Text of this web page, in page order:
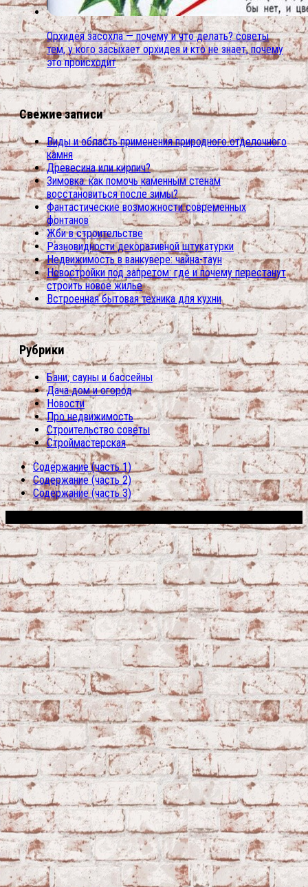
Орхидея засохла — почему и что делать? советы
тем, у кого засыхает орхидея и кто не знает, почему
это происходит
Свежие записи
Виды и область применения природного отделочного
камня
Древесина или кирпич?
Зимовка: как помочь каменным стенам
восстановиться после зимы?
Фантастические возможности современных
фонтанов
Жби в строительстве
Разновидности декоративной штукатурки
Недвижимость в ванкувере: чайна-таун
Новостройки под запретом: где и почему перестанут
строить новое жилье
Встроенная бытовая техника для кухни
Рубрики
Бани, сауны и бассейны
Дача дом и огород
Новости
Про недвижимость
Строительство советы
Строймастерская
Содержание (часть 1)
Содержание (часть 2)
Содержание (часть 3)